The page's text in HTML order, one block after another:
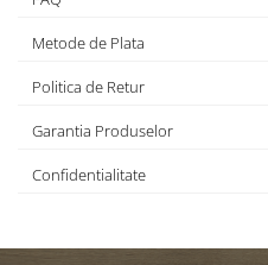
Metode de Plata
Politica de Retur
Garantia Produselor
Confidentialitate